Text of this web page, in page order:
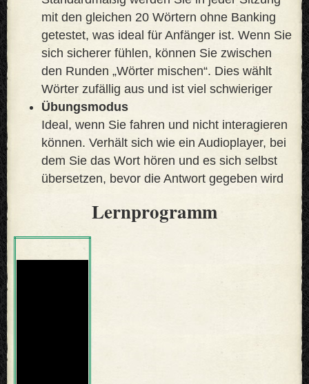
mit den gleichen 20 Wörtern ohne Banking
getestet, was ideal für Anfänger ist. Wenn Sie
sich sicherer fühlen, können Sie zwischen
den Runden „Wörter mischen“. Dies wählt
Wörter zufällig aus und ist viel schwieriger
Übungsmodus
Ideal, wenn Sie fahren und nicht interagieren
können. Verhält sich wie ein Audioplayer, bei
dem Sie das Wort hören und es sich selbst
übersetzen, bevor die Antwort gegeben wird
Lernprogramm